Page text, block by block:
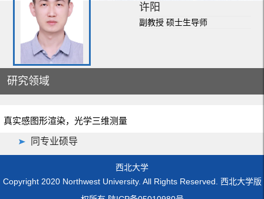
许阳
副教授 硕士生导师
研究领域
真实感图形渲染，光学三维测量
同专业硕导
西北大学
Copyright 2020 Northwest University. All Rights Reserved. 西北大学版